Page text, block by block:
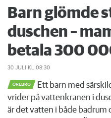
Barn glömde
duschen –
betala 300
30 JULI KL 08:30
ÖREBRO
Ett barn med
vrider på vattenkranen i
är det vatten i både badrum